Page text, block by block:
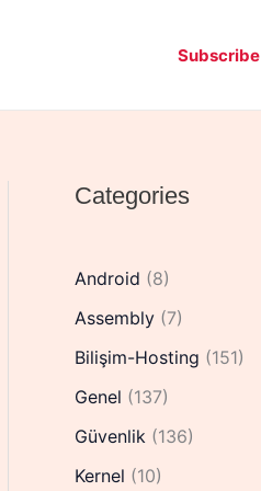
Subscribe
Categories
Android (8)
Assembly (7)
Bilişim-Hosting (151)
Genel (137)
Güvenlik (136)
Kernel (10)